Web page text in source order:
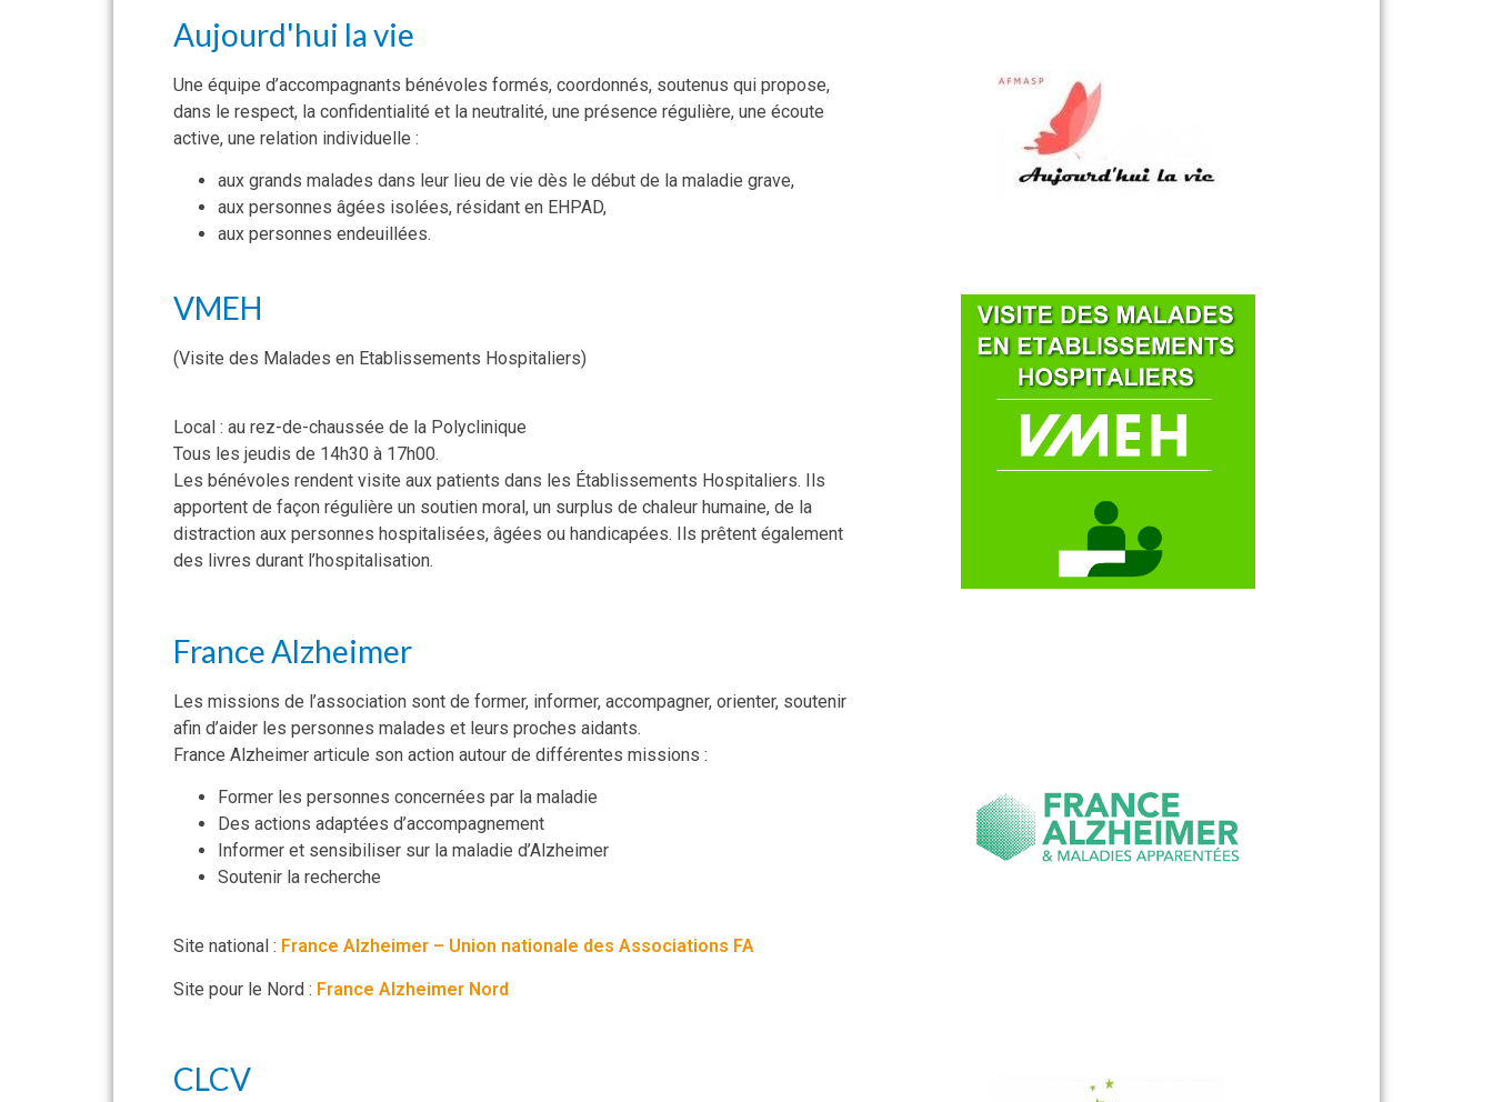
Aujourd'hui la vie
Une équipe d’accompagnants bénévoles formés, coordonnés, soutenus qui propose,
dans le respect, la confidentialité et la neutralité, une présence régulière, une écoute
active, une relation individuelle :
aux grands malades dans leur lieu de vie dès le début de la maladie grave,
aux personnes âgées isolées, résidant en EHPAD,
aux personnes endeuillées.
VMEH
(Visite des Malades en Etablissements Hospitaliers)
Local : au rez-de-chaussée de la Polyclinique
Tous les jeudis de 14h30 à 17h00.
Les bénévoles rendent visite aux patients dans les Établissements Hospitaliers. Ils
apportent de façon régulière un soutien moral, un surplus de chaleur humaine, de la
distraction aux personnes hospitalisées, âgées ou handicapées. Ils prêtent également
des livres durant l’hospitalisation.
France Alzheimer
Les missions de l’association sont de former, informer, accompagner, orienter, soutenir
afin d’aider les personnes malades et leurs proches aidants.
France Alzheimer articule son action autour de différentes missions :
Former les personnes concernées par la maladie
Des actions adaptées d’accompagnement
Informer et sensibiliser sur la maladie d’Alzheimer
Soutenir la recherche
Site national : France Alzheimer – Union nationale des Associations FA
Site pour le Nord : France Alzheimer Nord
CLCV